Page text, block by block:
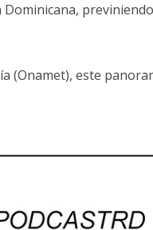
Dominicana, previniendo
(Onamet), este